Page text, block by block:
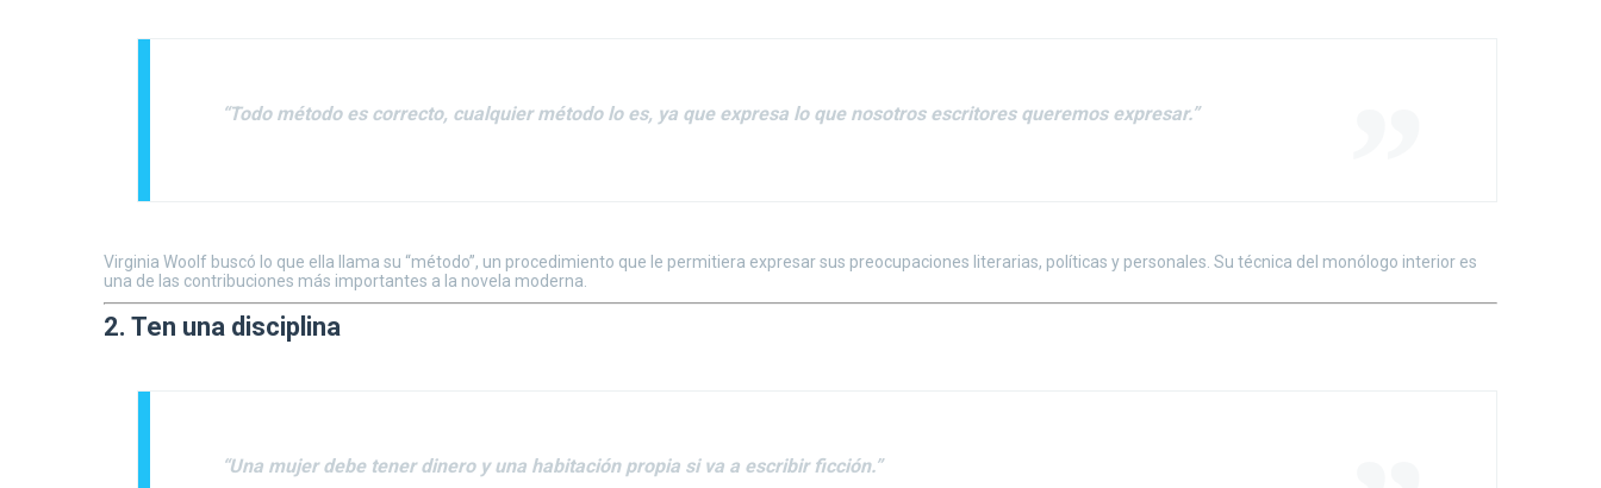
“Todo método es correcto, cualquier método lo es, ya que expresa lo que nosotros escritores queremos expresar.”
Virginia Woolf buscó lo que ella llama su “método”, un procedimiento que le permitiera expresar sus preocupaciones literarias, políticas y personales. Su técnica del monólogo interior es
una de las contribuciones más importantes a la novela moderna.
2. Ten una disciplina
“Una mujer debe tener dinero y una habitación propia si va a escribir ficción.”